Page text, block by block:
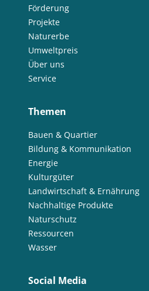
Förderung
Projekte
Naturerbe
Umweltpreis
Über uns
Service
Themen
Bauen & Quartier
Bildung & Kommunikation
Energie
Kulturgüter
Landwirtschaft & Ernährung
Nachhaltige Produkte
Naturschutz
Ressourcen
Wasser
Social Media